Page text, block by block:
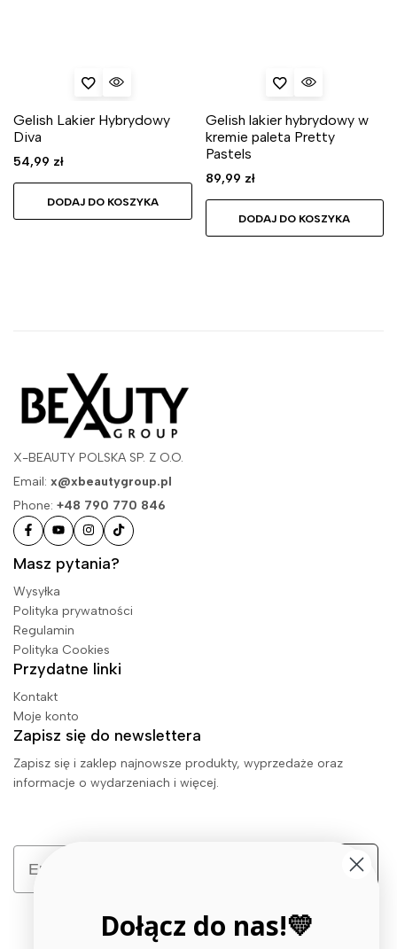
Gelish Lakier Hybrydowy
Diva
54,99 zł
DODAJ DO KOSZYKA
Gelish lakier hybrydowy w
kremie paleta Pretty
Pastels
89,99 zł
DODAJ DO KOSZYKA
X-BEAUTY POLSKA SP. Z O.O.
Email: x@xbeautygroup.pl
Phone: +48 790 770 846
Masz pytania?
Wysyłka
Polityka prywatności
Regulamin
Polityka Cookies
Przydatne linki
Kontakt
Moje konto
Zapisz się do newslettera
Zapisz się i zaklep najnowsze produkty, wyprzedaże oraz
informacje o wydarzeniach i więcej.
Email
Zapisz się
Dołącz do nas!💛